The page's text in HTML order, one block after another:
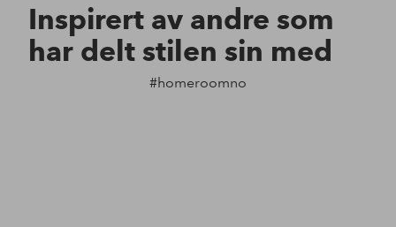
Inspirert av andre som
har delt stilen sin med
#homeroomno